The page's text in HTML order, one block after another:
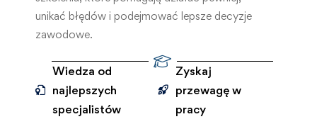
unikać błędów i podejmować lepsze decyzje
zawodowe.
Wiedza od
najlepszych
specjalistów
Zyskaj
przewagę w
pracy